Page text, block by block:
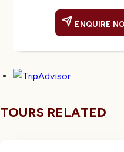
ENQUIRE
TOURS RELATED